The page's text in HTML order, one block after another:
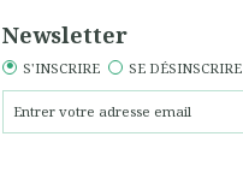
Newsletter
S'INSCRIRE SE DÉSINSCRIRE